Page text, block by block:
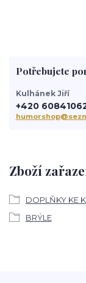
Zboží
DOPLŇKY KE
BRÝLE
Potřebujete
Kulhánek Jiří
+420